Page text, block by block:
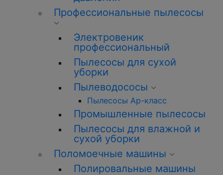
Профессиональные пылесосы
Электровеник
профессиональный
Пылесосы для сухой
уборки
Пылеводососы
Пылесосы Ар-класс
Промышленные пылесосы
Пылесосы для влажной и
сухой уборки
Поломоечные машины
Полировальные машины